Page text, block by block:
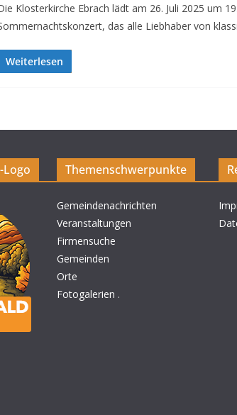
Klosterkirche Ebrach lädt am 26. Juli 2025 um
das alle Liebhaber von
Weiterlesen
Logo Themenschwerpunkte
Gemeindenachrichten
Veranstaltungen
Firmensuche
Gemeinden
Orte
Fotogalerien .